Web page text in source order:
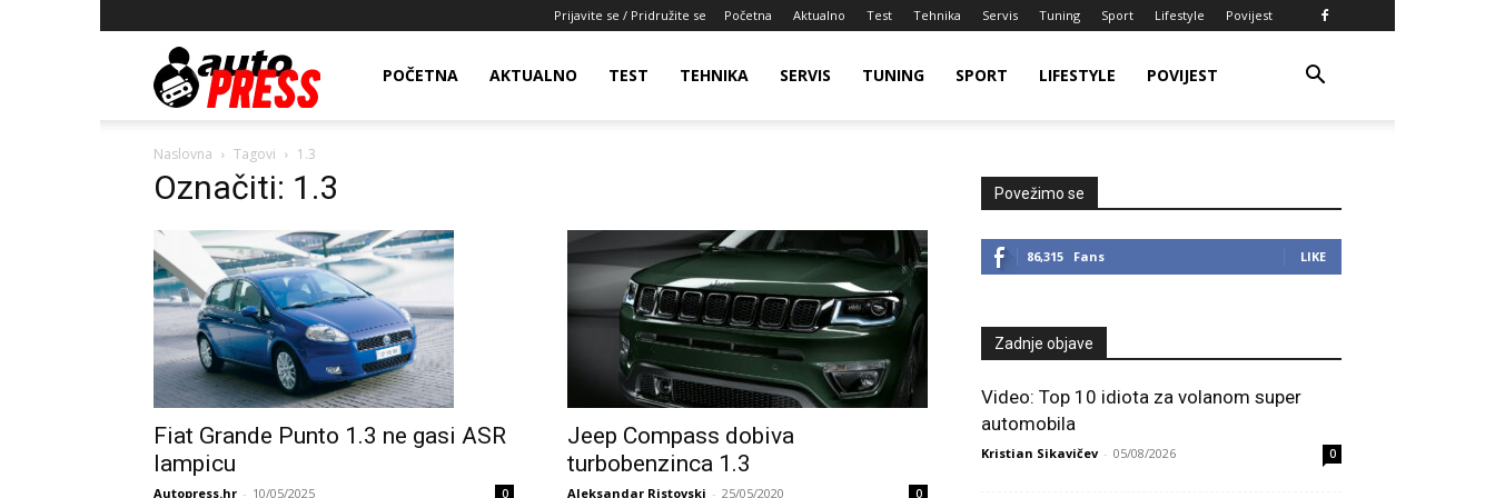
Prijavite se / Pridružite se Početna Aktualno Test Tehnika Servis Tuning Sport Lifestyle Povijest
AutopressHRPOČETNA AKTUALNO TEST TEHNIKA SERVIS TUNING SPORT LIFESTYLE POVIJEST
Naslovna Tagovi 1.3
Označiti: 1.3
Fiat Grande Punto 1.3 ne gasi ASR
lampicu
Autopress.hr - 10/05/2025 0
Jeep Compass dobiva
turbobenzinca 1.3
Aleksandar Ristovski - 25/05/2020 0
Povežimo se
86,315 Fans LIKE
Zadnje objave
Video: Top 10 idiota za volanom super
automobila
Kristian Sikavičev - 05/08/2026 0